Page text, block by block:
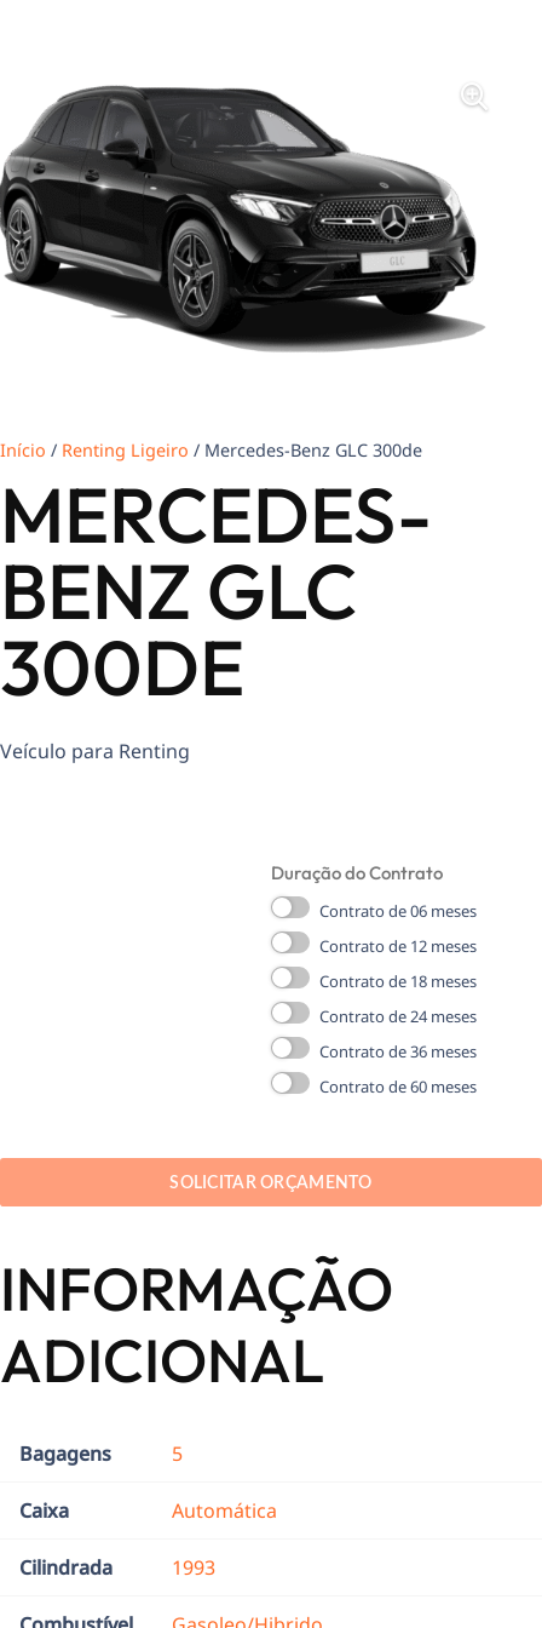
Início / Renting Ligeiro / Mercedes-Benz GLC 300de
MERCEDES-
BENZ GLC
300DE
Veículo para Renting
Duração do Contrato
Contrato de 06 meses
Contrato de 12 meses
Contrato de 18 meses
Contrato de 24 meses
Contrato de 36 meses
Contrato de 60 meses
SOLICITAR ORÇAMENTO
INFORMAÇÃO
ADICIONAL
Bagagens 5
Caixa Automática
Cilindrada 1993